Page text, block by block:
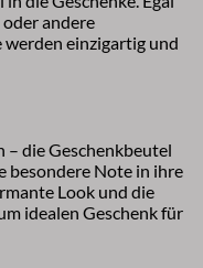
andere
werden einzigartig und
– die Geschenkbeutel
besondere Note in ihre
Look und die
idealen Geschenk für